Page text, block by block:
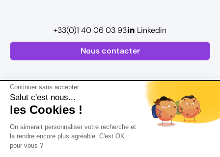
Continuer sans accepter
Salut c'est nous...
les Cookies !
On aimerait personnaliser votre recherche et
la rendre encore plus agréable. C'est OK
pour vous ?
Nous contacter
+33(0)1 40 06 03 93 Linkedin
Plan de site
Mentions légales